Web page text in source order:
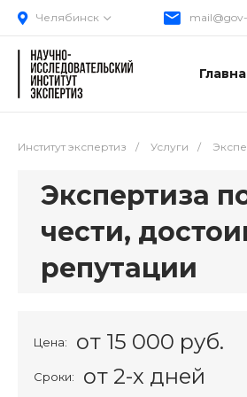
Челябинск
Институт экспертиз / Услуги /
Экспертиза
чести,
репутации
Цена: от 15 000 руб.
Сроки: от 2-х дней